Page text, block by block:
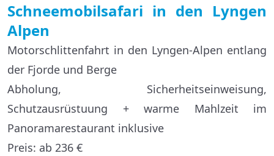
Schneemobilsafari in den Lyngen
Alpen
Motorschlittenfahrt in den Lyngen-Alpen entlang
der Fjorde und Berge
Abholung, Sicherheitseinweisung,
Schutzausrüstuung + warme Mahlzeit im
Panoramarestaurant inklusive
Preis: ab 236 €